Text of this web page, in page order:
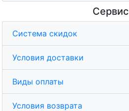
Сервис
Система скидок
Условия доставки
Виды оплаты
Условия возврата